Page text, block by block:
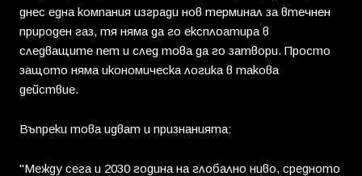
днес една компания изгради нов терминал за втечнен
природен газ, тя няма да го експлоатира в
следващите пет и след това да го затвори. Просто
защото няма икономическа логика в такова
действие.
Въпреки това идват и признанията:
"Между сега и 2030 година на глобално ниво, средното